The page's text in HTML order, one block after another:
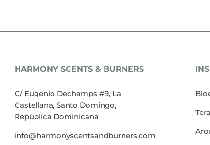
HARMONY SCENTS & BURNERS
C/ Eugenio Dechamps #9, La
Castellana, Santo Domingo,
República Dominicana
info@harmonyscentsandburners.com